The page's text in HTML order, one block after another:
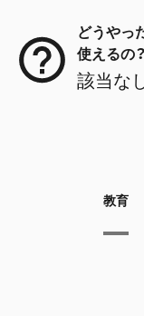
どうやっ
使えるの？
該当な
教育